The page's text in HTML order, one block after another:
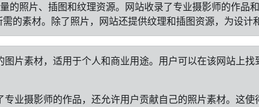
照片、插图和纹理资源。网站收录了专业摄影师的作品
的素材。除了照片，网站还提供纹理和插图资源，为设计
片素材，适用于个人和商业用途。用户可以在该网站上找
业摄影师的作品，还允许用户贡献自己的照片素材。这使